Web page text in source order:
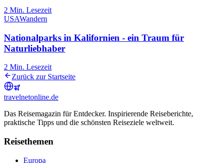
2 Min. Lesezeit
USAWandern
Nationalparks in Kalifornien - ein Traum für
Naturliebhaber
2 Min. Lesezeit
Zurück zur Startseite
travelnetonline.de
Das Reisemagazin für Entdecker. Inspirierende Reiseberichte,
praktische Tipps und die schönsten Reiseziele weltweit.
Reisethemen
Europa